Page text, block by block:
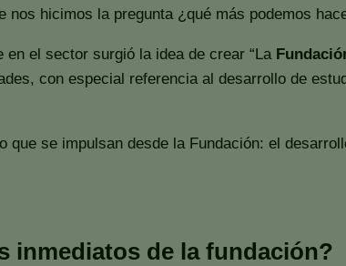
hicimos la pregunta ¿qué más podemos
el sector surgió la idea de crear “La
con especial referencia al desarrollo de
que se impulsan desde la Fundación: el
inmediatos de la fundación?